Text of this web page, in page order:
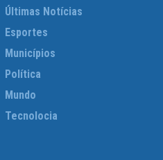
Últimas Notícias
Esportes
Municípios
Política
Mundo
Tecnolocia